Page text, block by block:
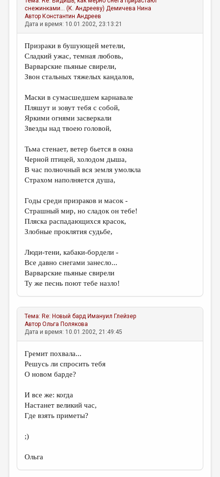
снежинками... (К. Андрееву) Демичева Нина
Автор Константин Андреев
Дата и время: 10.01.2002, 23:13:21
Призраки в бушующей метели,
Сладкий ужас, темная любовь,
Варварские пьяные свирели,
Звон стальных тяжелых кандалов,
Маски в сумасшедшем карнавале
Пляшут и зовут тебя с собой,
Яркими огнями засверкали
Звезды над твоею головой,
Тьма стенает, ветер бьется в окна
Черной птицей, холодом дыша,
В час полночный вся земля умолкла
Страхом наполняется душа,
Годы среди призраков и масок -
Страшный мир, но сладок он тебе!
Пляска распадающихся красок,
Злобные проклятия судьбе,
Люди-тени, кабаки-бордели -
Все давно снегами занесло...
Варварские пьяные свирели
Ту же песнь поют тебе назло!
Тема: Re: Новый бард Имануил Глейзер
АвторОльга Полякова
Дата и время: 10.01.2002, 21:49:45
Гремит похвала...
Решусь ли спросить тебя
О новом барде?
И все же: когда
Настанет великий час,
Где взять приметы?
;)
Ольга